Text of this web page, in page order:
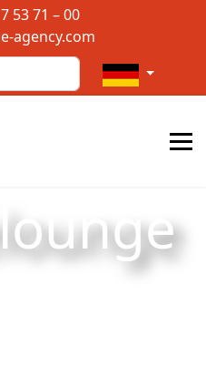
53 71 – 00
agency.com
Sprache